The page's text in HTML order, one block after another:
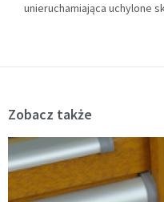
unieruchamiająca uchylone
Zobacz także